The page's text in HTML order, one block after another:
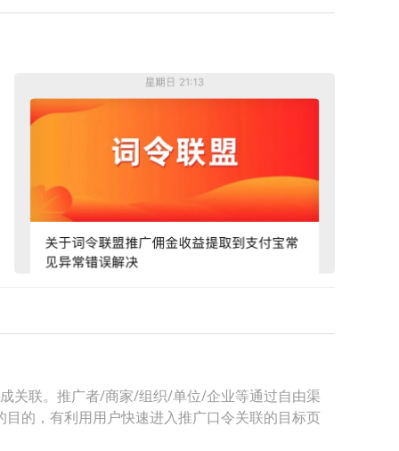
关联。推广者/商家/组织/单位/企业等通过自由渠
的，有利用用户快速进入推广口令关联的目标页